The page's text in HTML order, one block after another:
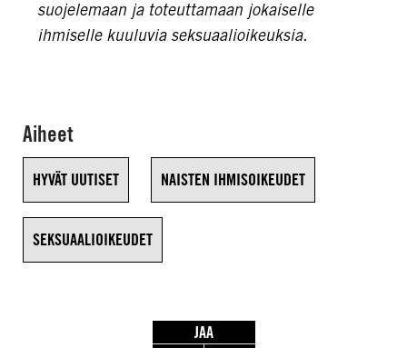
suojelemaan ja toteuttamaan jokaiselle
ihmiselle kuuluvia seksuaalioikeuksia.
Aiheet
HYVÄT UUTISET NAISTEN IHMISOIKEUDET
SEKSUAALIOIKEUDET
JAA